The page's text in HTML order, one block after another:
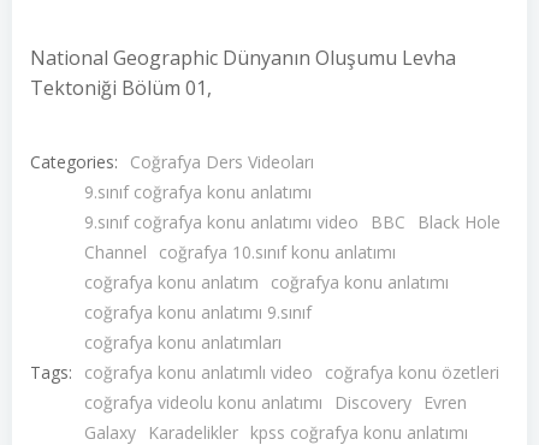
National Geographic Dünyanın Oluşumu Levha
Tektoniği Bölüm 01,
Categories: Coğrafya Ders Videoları
Tags:
9.sınıf coğrafya konu anlatımı
9.sınıf coğrafya konu anlatımı video
BBC
Black Hole
Channel
coğrafya 10.sınıf konu anlatımı
coğrafya konu anlatım
coğrafya konu anlatımı
coğrafya konu anlatımı 9.sınıf
coğrafya konu anlatımları
coğrafya konu anlatımlı video
coğrafya konu özetleri
coğrafya videolu konu anlatımı
Discovery
Evren
Galaxy
Karadelikler kpss coğrafya konu anlatımı